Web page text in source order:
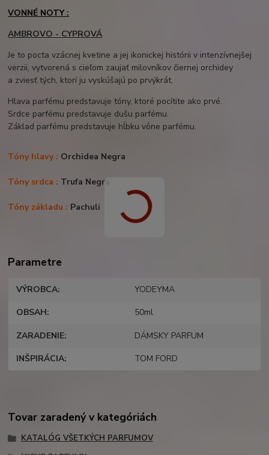
VONNÉ NOTY :
AMBROVO - CYPROVÁ
Je to pocta vzácnej kvetine a jej ikonickej histórii v intenzívnejšej
verzii, vytvorená s cieľom zaujať milovníkov čiernej orchidey
a zviesť tých, ktorí ju vyskúšajú po prvýkrát.
Hlava parfému predstavuje tóny, ktoré pocítite ako prvé.
Srdce parfému predstavuje dušu parfému.
Základ parfému predstavuje hĺbku vône parfému.
Tóny hlavy : Orchidea Negra
Tóny srdca : Trufa Negra
Tóny základu : Pachuli
Parametre
VÝROBCA YODEYMA
OBSAH 50ml
ZARADENIE DÁMSKY PARFUM
INŠPIRÁCIA TOM FORD
Tovar zaradený v kategóriách
KATALÓG VŠETKÝCH PARFUMOV